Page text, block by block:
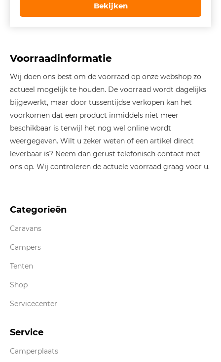
€ 109,95.€ 89,99.
Bekijken
Voorraadinformatie
Wij doen ons best om de voorraad op onze webshop zo
actueel mogelijk te houden. De voorraad wordt dagelijks
bijgewerkt, maar door tussentijdse verkopen kan het
voorkomen dat een product inmiddels niet meer
beschikbaar is terwijl het nog wel online wordt
weergegeven. Wilt u zeker weten of een artikel direct
leverbaar is? Neem dan gerust telefonisch contact met
ons op. Wij controleren de actuele voorraad graag voor u.
Categorieën
Caravans
Campers
Tenten
Shop
Servicecenter
Service
Camperplaats